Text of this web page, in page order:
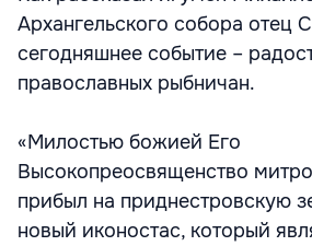
Архангельского собора отец
сегодняшнее событие –
православных рыбничан.
«Милостью божией Его
Высокопреосвященство
прибыл на приднестровскую
новый иконостас, который